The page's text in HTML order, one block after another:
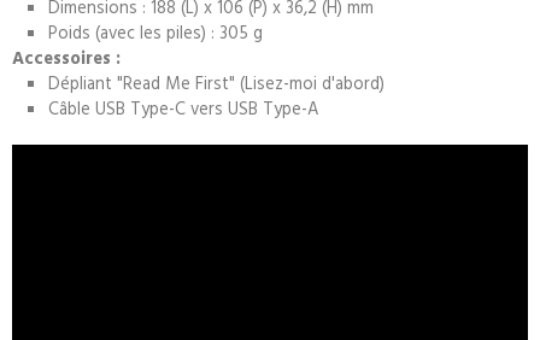
Dimensions : 188 (L) x 106 (P) x 36,2 (H) mm
Poids (avec les piles) : 305 g
Accessoires :
Dépliant "Read Me First" (Lisez-moi d'abord)
Câble USB Type-C vers USB Type-A